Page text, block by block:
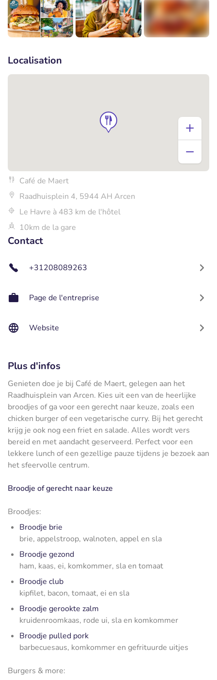
Localisation
Café de Maert
Raadhuisplein 4, 5944 AH Arcen
Le Havre à 483 km de l'hôtel
10km de la gare
Contact
+31208089263
Page de l'entreprise
Website
Plus d'infos
Genieten doe je bij Café de Maert, gelegen aan het
Raadhuisplein van Arcen. Kies uit een van de heerlijke
broodjes of ga voor een gerecht naar keuze, zoals een
chicken burger of een vegetarische curry. Bij het gerecht
krijg je ook nog een friet en salade. Alles wordt vers
bereid en met aandacht geserveerd. Perfect voor een
lekkere lunch of een gezellige pauze tijdens je bezoek aan
het sfeervolle centrum.
Broodje of gerecht naar keuze
Broodjes:
Broodje brie
brie, appelstroop, walnoten, appel en sla
Broodje gezond
ham, kaas, ei, komkommer, sla en tomaat
Broodje club
kipfilet, bacon, tomaat, ei en sla
Broodje gerookte zalm
kruidenroomkaas, rode ui, sla en komkommer
Broodje pulled pork
barbecuesaus, komkommer en gefrituurde uitjes
Burgers & more: